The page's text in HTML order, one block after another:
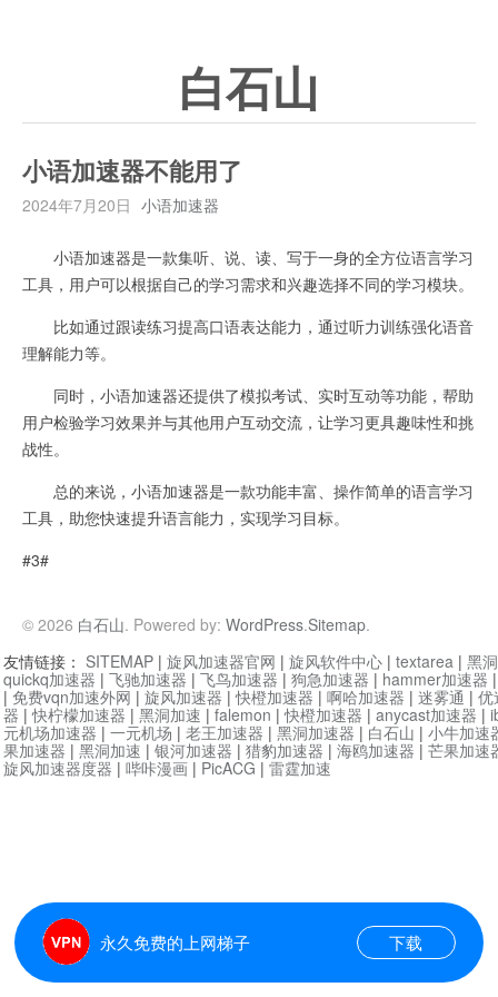
白石山
小语加速器不能用了
2024年7月20日 小语加速器
小语加速器是一款集听、说、读、写于一身的全方位语言学习
工具，用户可以根据自己的学习需求和兴趣选择不同的学习模块。
比如通过跟读练习提高口语表达能力，通过听力训练强化语音
理解能力等。
同时，小语加速器还提供了模拟考试、实时互动等功能，帮助
用户检验学习效果并与其他用户互动交流，让学习更具趣味性和挑
战性。
总的来说，小语加速器是一款功能丰富、操作简单的语言学习
工具，助您快速提升语言能力，实现学习目标。
#3#
© 2026 白石山. Powered by: WordPress.Sitemap.
永久免费的上网梯子 下载
友情链接： SITEMAP | 旋风加速器官网 | 旋风软件中心 | textarea | 黑
quickq加速器 | 飞驰加速器 | 飞鸟加速器 | 狗急加速器 | hammer加速器
| 免费vqn加速外网 | 旋风加速器 |快橙加速器 | 啊哈加速器 | 迷雾通 | 优
器 |快柠檬加速器 | 黑洞加速 | falemon |快橙加速器 | anycast加速器 |
元机场加速器 | 一元机场 | 老王加速器 | 黑洞加速器 | 白石山 | 小牛加速
果加速器 | 黑洞加速 | 银河加速器 | 猎豹加速器 | 海鸥加速器 | 芒果加速
旋风加速器度器 | 哔咔漫画 | PicACG | 雷霆加速